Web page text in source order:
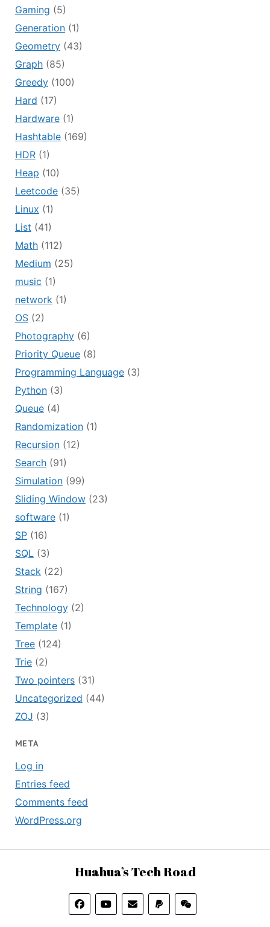
Gaming (5)
Generation(1)
Geometry(43)
Graph(85)
Greedy(100)
Hard (17)
Hardware(1)
Hashtable(169)
HDR(1)
Heap (10)
Leetcode(35)
Linux (1)
List (41)
Math(112)
Medium (25)
music (1)
network(1)
OS(2)
Photography(6)
Priority Queue(8)
Programming Language(3)
Python(3)
Queue(4)
Randomization(1)
Recursion(12)
Search(91)
Simulation(99)
Sliding Window(23)
software(1)
SP(16)
SQL(3)
Stack(22)
String (167)
Technology(2)
Template(1)
Tree(124)
Trie(2)
Two pointers(31)
Uncategorized (44)
ZOJ (3)
META
Log in
Entries feed
Comments feed
WordPress.org
Huahua’s Tech Road